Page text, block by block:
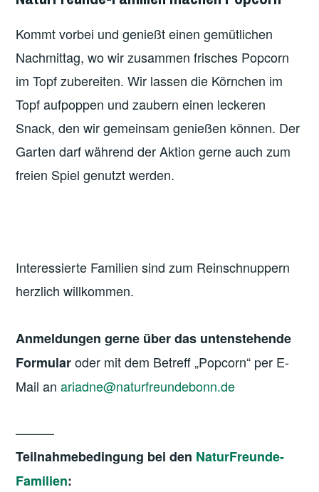
Kommt vorbei und genießt einen gemütlichen
Nachmittag, wo wir zusammen frisches Popcorn
im Topf zubereiten. Wir lassen die Körnchen im
Topf aufpoppen und zaubern einen leckeren
Snack, den wir gemeinsam genießen können. Der
Garten darf während der Aktion gerne auch zum
freien Spiel genutzt werden.
Interessierte Familien sind zum Reinschnuppern
herzlich willkommen.
Anmeldungen gerne über das untenstehende
Formularoder mit dem Betreff „Popcorn“ per E-
Mail anariadne@naturfreundebonn.de
———
Teilnahmebedingung bei den NaturFreunde-
Familien: